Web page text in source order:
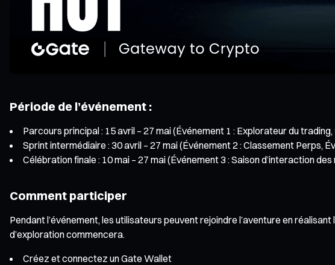
Période de l’événement :
Parcours principal : 15 avril – 27 mai (Événement 1 : Explorateur du
Sprint intermédiaire : 30 avril – 27 mai (Événement 2 : Classement Perps,
Célébration finale : 10 mai – 27 mai (Événement 3 : Saison d’interaction
Comment participer
Pendant l’événement, les utilisateurs peuvent rejoindre l’aventure en
d’exploration commencera.
Créez et connectez un Gate Wallet